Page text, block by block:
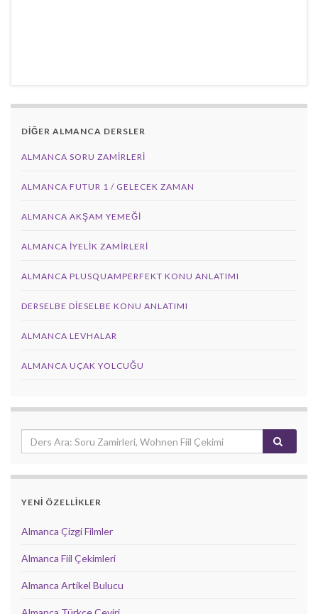
DİĞER ALMANCA DERSLER
ALMANCA SORU ZAMIRLERI
ALMANCA FUTUR 1 / GELECEK ZAMAN
ALMANCA AKŞAM YEMEĞI
ALMANCA İYELIK ZAMIRLERI
ALMANCA PLUSQUAMPERFEKT KONU ANLATIMI
DERSELBE DIESELBE KONU ANLATIMI
ALMANCA LEVHALAR
ALMANCA UÇAK YOLCUĞU
YENİ ÖZELLİKLER
Almanca Çizgi Filmler
Almanca Fiil Çekimleri
Almanca Artikel Bulucu